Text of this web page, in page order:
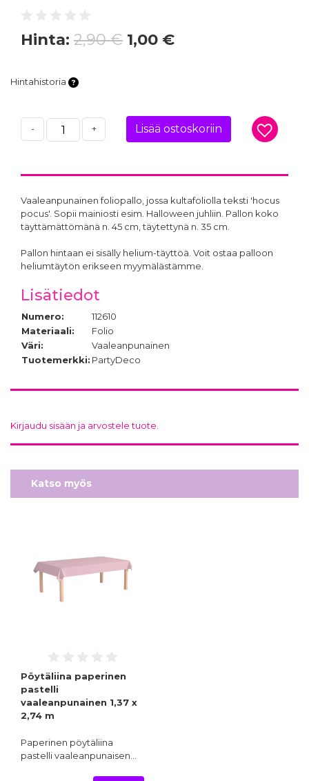
Hinta: 2,90 € 1,00 €
Hintahistoria
- + Lisää ostoskoriin
Vaaleanpunainen foliopallo, jossa kultafoliolla teksti 'hocus
pocus'. Sopii mainiosti esim. Halloween juhliin. Pallon koko
täyttämättömänä n. 45 cm, täytettynä n. 35 cm.
Pallon hintaan ei sisälly helium-täyttöä. Voit ostaa palloon
heliumtäytön erikseen myymälästämme.
Lisätiedot
Numero:
112610
Materiaali:
Folio
Väri:
Vaaleanpunainen
Tuotemerkki: PartyDeco
Kirjaudu sisään ja arvostele tuote.
Katso myös
Pöytäliina paperinen
pastelli
vaaleanpunainen 1,37 x
2,74 m
Paperinen pöytäliina
pastelli vaaleanpunaisen…